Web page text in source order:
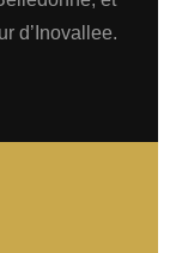
d’Inovallee.